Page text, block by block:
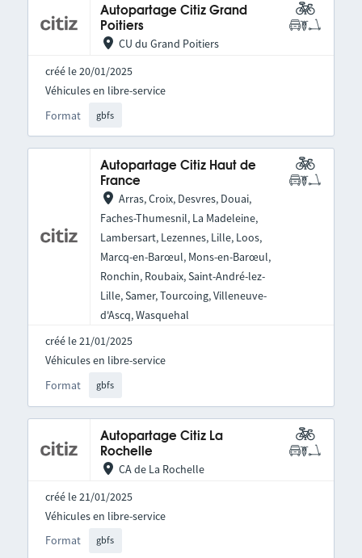
Autopartage Citiz Grand
Poitiers
CU du Grand Poitiers
créé le 20/01/2025
Format gbfs
Véhicules en libre-service
Autopartage Citiz Haut de
France
Arras, Croix, Desvres, Douai,
Faches-Thumesnil, La Madeleine,
Lambersart, Lezennes, Lille, Loos,
Marcq-en-Barœul, Mons-en-Barœul,
Ronchin, Roubaix, Saint-André-lez-
Lille, Samer, Tourcoing, Villeneuve-
d'Ascq, Wasquehal
créé le 21/01/2025
Format gbfs
Véhicules en libre-service
Autopartage Citiz La
Rochelle
CA de La Rochelle
créé le 21/01/2025
Format gbfs
Véhicules en libre-service